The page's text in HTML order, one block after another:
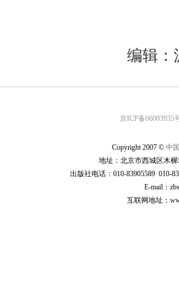
编辑
京ICP备06003935
Copyright 2007 © 中
地址：北京市西城区木
出版社电话：010-83905589 010-
E-mail：
互联网地址：